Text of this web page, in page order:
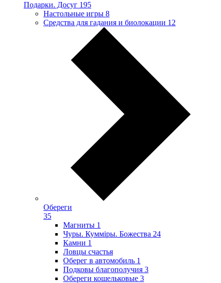
Подарки. Досуг 195
Настольные игры 8
Средства для гадания и биолокации 12
Обереги
35
Магниты 1
Чуры. Куммiры. Божества 24
Камни 1
Ловцы счастья
Оберег в автомобиль 1
Подковы благополучия 3
Обереги кошельковые 3